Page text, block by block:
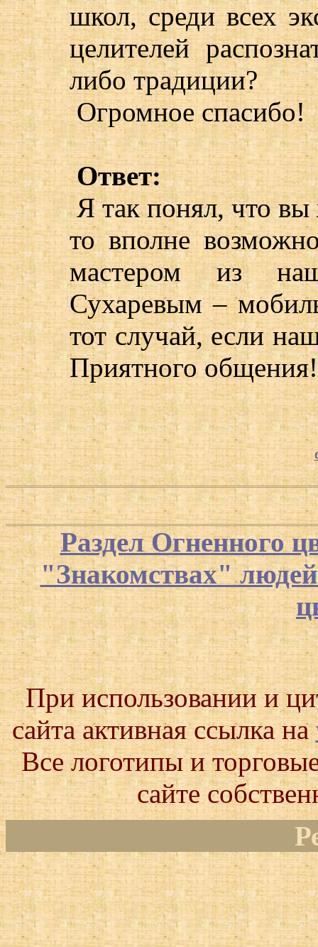
школ, среди всех
целителей
либо традиции?
Огромное спасибо!
Ответ:
Я так понял, что
то вполне
мастером из
Сухаревым –
тот случай, если
Приятного общения!
Раздел Огненного
"Знакомствах"
При использовании и
сайта активная ссылка на
Все логотипы и
сайте